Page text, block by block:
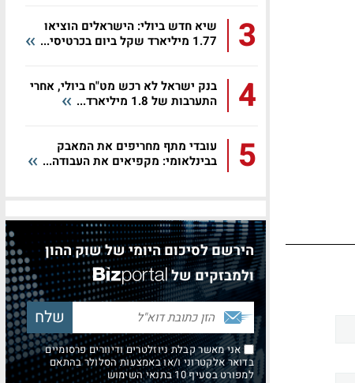
3
שיא חדש ביולי: הישראלים הוציאו
1.77 מיליארד שקל ביום בכרטיסי...
4
בנק ישראל לא רכש מט"ח ביולי, אחרי
התערבות של 1.8 מיליארד...
5
עובדי מתף מחריפים את המאבק
בבינלאומי: מקפיאים את העבודה...
הירשם לסיכום היומי של שוק ההון
ולמבזקים של
אני מאשר קבלת ניוזלטרים ודיוורים פרסומיים
בדואר אלקטרוני ו/או באמצעות הסלולר בהתאם
למפורט בסעיף 10 בתנאי השימוש